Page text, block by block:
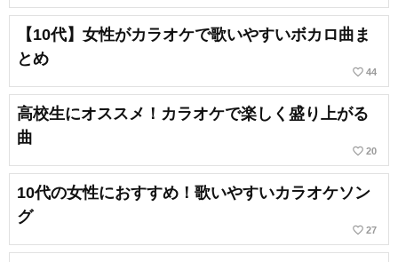
【10代】女性がカラオケで歌いやすいボカロ曲ま
とめ
favorite_border 44
高校生にオススメ！カラオケで楽しく盛り上がる
曲
favorite_border 20
10代の女性におすすめ！歌いやすいカラオケソン
グ
favorite_border 27